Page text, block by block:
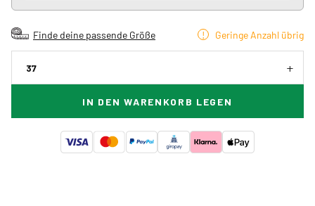
Finde deine passende Größe Geringe Anzahl übrig
37
IN DEN WARENKORB LEGEN